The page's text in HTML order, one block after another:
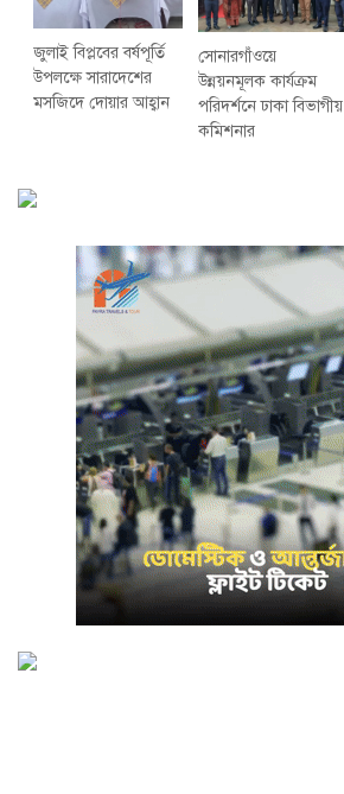
জুলাই বিপ্লবের বর্ষপূর্তি
উপলক্ষে সারাদেশের
মসজিদে দোয়ার আহ্বান
সোনারগাঁওয়ে
উন্নয়নমূলক কার্যক্রম
পরিদর্শনে ঢাকা বিভাগীয়
কমিশনার